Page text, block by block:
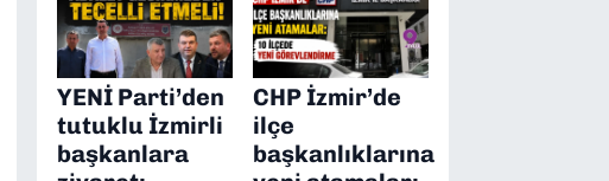
YENİ Parti’den
tutuklu İzmirli
başkanlara
CHP İzmir’de
ilçe
başkanlıklarına